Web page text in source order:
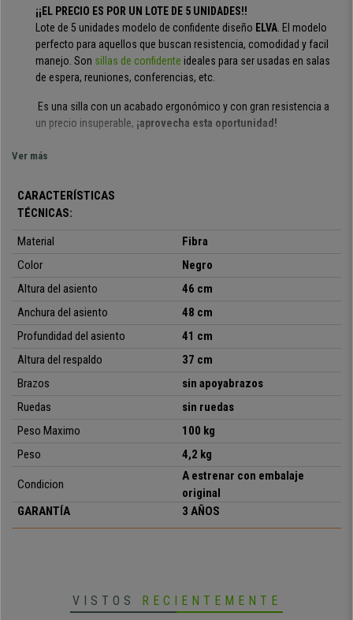
¡¡EL PRECIO ES POR UN LOTE DE 5 UNIDADES!!
Lote de 5 unidades modelo de confidente diseño ELVA . El modelo
perfecto para aquellos que buscan resistencia, comodidad y facil
manejo. Son sillas de confidente ideales para ser usadas en salas
de espera, reuniones, conferencias, etc.
Es una silla con un acabado ergonómico y con gran resistencia a
un precio insuperable, ¡aprovecha esta oportunidad!
Modelo apilable, totalmente flexible, facil de manejar y no
Su diseño en láminas le aporta estilo y elegancia: el asiento y
el respaldo es muy resistente y flexible
estructura está construida en marco de acero con 4
negro.
Se trata de un modelo muy práctico y polivalente
apilablesse pueden usar en reuniones, con clientes, en salas de
Además está disponible en varios colores
que mejor se adapte a tus necesidades y entorno.
• Modelo apilable
• Practicidad a un precio inmejorable
• Ideal para sala de conferencias
• Asiento y respaldo ergonómicos
• Especialmente resistente: marco de acero con 4 patas en
Ver más
CARACTERÍSTICAS
TÉCNICAS:
Material
Fibra
Color
Negro
Altura del asiento
46 cm
Anchura del asiento
48 cm
Profundidad del asiento
41 cm
Altura del respaldo
37 cm
Brazos
sin apoyabrazos
Ruedas
sin ruedas
Peso Maximo
100 kg
Peso
4,2 kg
Condicion
A estrenar con embalaje
original
GARANTÍA
3 AÑOS
VISTOS RECIENTEMENTE